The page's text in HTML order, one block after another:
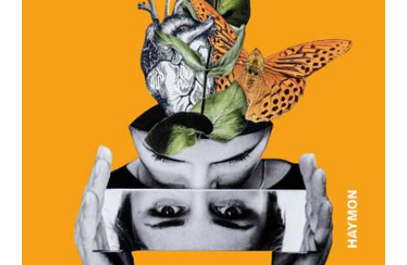
Beatrice Frasl
15.11.2022
300 Seiten
Hardcover
ISBN: 978-3-
7099-8175-7